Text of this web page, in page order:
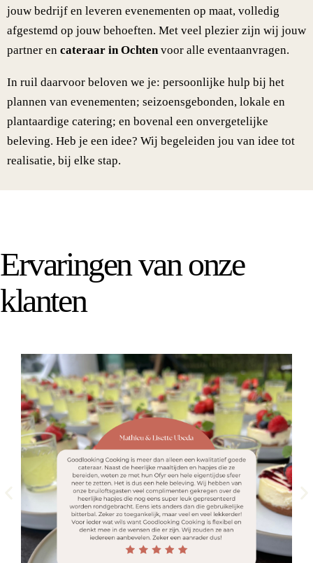
jouw bedrijf en leveren evenementen op maat, volledig
afgestemd op jouw behoeften. Met veel plezier zijn wij jouw
partner en cateraar in Ochtenvoor alle eventaanvragen.
In ruil daarvoor beloven we je: persoonlijke hulp bij het
plannen van evenementen; seizoensgebonden, lokale en
plantaardige catering; en bovenal een onvergetelijke
beleving. Heb je een idee? Wij begeleiden jou van idee tot
realisatie, bij elke stap.
Ervaringen van onze
klanten